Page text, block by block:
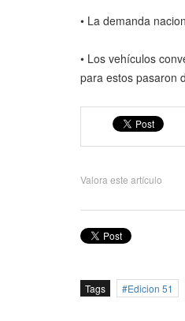
• La demanda
• Los vehículos
para estos pasaron
Valora este artículo
Tags Edicion 51